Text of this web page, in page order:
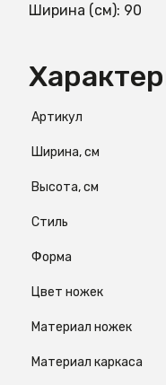
Ширина (см): 90
Артикул
Ширина, см
Высота, см
Стиль
Форма
Цвет ножек
Материал ножек
Материал каркаса